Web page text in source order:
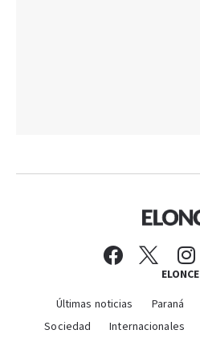
ELONCE
Últimas noticias Paraná
Sociedad
Internacionales